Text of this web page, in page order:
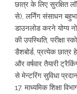
छात्र के लिए सुरक्षित
से), लर्निंग संसाधन
डाउनलोड करने योग्य
की उपस्थिति, परीक्षा
डैशबोर्ड, प्रत्येक छात्र
और वर्षवार तैयारी
से मेन्टरिंग सुविधा
17. माध्यमिक शिक्षा